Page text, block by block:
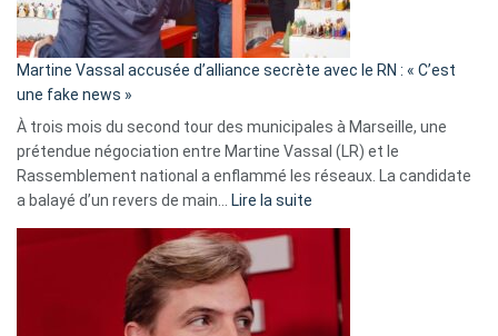
Algérie
Martine Vassal accusée d’alliance secrète avec le RN : « C’est
une fake news »
À trois mois du second tour des municipales à Marseille, une
prétendue négociation entre Martine Vassal (LR) et le
Rassemblement national a enflammé les réseaux. La candidate
a balayé d’un revers de main… Lire la suite
Martine
Vassal
d’alliance
secrète